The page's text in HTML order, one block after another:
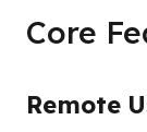
Core
Remote